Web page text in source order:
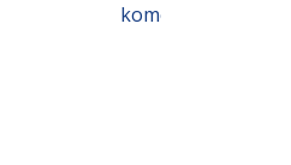
komentáře